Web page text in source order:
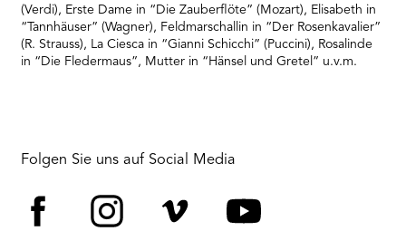
(Verdi), Erste Dame in “Die Zauberflöte” (Mozart), Elisabeth in
“Tannhäuser” (Wagner), Feldmarschallin in “Der Rosenkavalier”
(R. Strauss), La Ciesca in “Gianni Schicchi” (Puccini), Rosalinde
in “Die Fledermaus”, Mutter in “Hänsel und Gretel” u.v.m.
Folgen Sie uns auf Social Media